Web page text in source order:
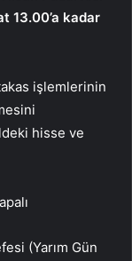
13.00’a kadar
işlemlerinin
hisse ve
(Yarım Gün